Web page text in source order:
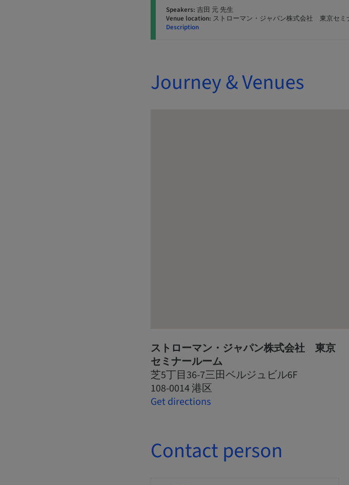
Speakers: 吉田 元 先生
Venue location: ストローマン・ジャパン株式会社 東京セミ
Description
Journey & Venues
ストローマン・ジャパン株式会社 東京
セミナールーム
芝5丁目36-7三田ベルジュビル6F
108-0014 港区
Get directions
Contact person